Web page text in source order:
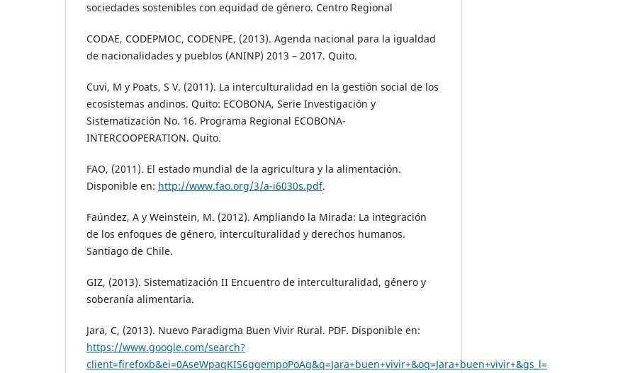
sociedades sostenibles con equidad de género. Centro Regional
CODAE, CODEPMOC, CODENPE, (2013). Agenda nacional para la igualdad
de nacionalidades y pueblos (ANINP) 2013 – 2017. Quito.
Cuvi, M y Poats, S V. (2011). La interculturalidad en la gestión social de los
ecosistemas andinos. Quito: ECOBONA, Serie Investigación y
Sistematización No. 16. Programa Regional ECOBONA-
INTERCOOPERATION. Quito.
FAO, (2011). El estado mundial de la agricultura y la alimentación.
Disponible en: http://www.fao.org/3/a-i6030s.pdf.
Faúndez, A y Weinstein, M. (2012). Ampliando la Mirada: La integración
de los enfoques de género, interculturalidad y derechos humanos.
Santiago de Chile.
GIZ, (2013). Sistematización II Encuentro de interculturalidad, género y
soberanía alimentaria.
Jara, C, (2013). Nuevo Paradigma Buen Vivir Rural. PDF. Disponible en:
https://www.google.com/search?
client=firefoxb&ei=0AseWpaqKIS6ggempoPoAg&q=Jara+buen+vivir+&oq=Jara+buen+vivir+&gs_l=